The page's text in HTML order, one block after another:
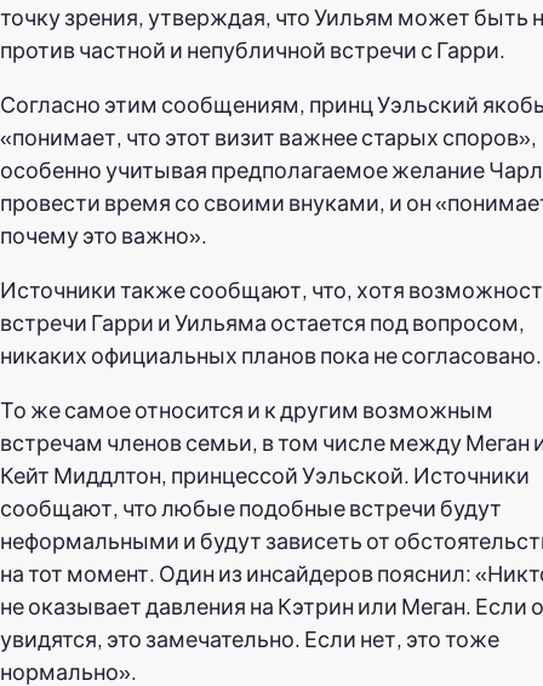
точку зрения, утверждая, что Уильям может быть
против частной и непубличной встречи с Гарри.
Согласно этим сообщениям, принц Уэльский
«понимает, что этот визит важнее старых споров»,
особенно учитывая предполагаемое желание
провести время со своими внуками, и он
почему это важно».
Источники также сообщают, что, хотя
встречи Гарри и Уильяма остается под вопросом,
никаких официальных планов пока не согласовано.
То же самое относится и к другим возможным
встречам членов семьи, в том числе между Меган
Кейт Миддлтон, принцессой Уэльской. Источники
сообщают, что любые подобные встречи будут
неформальными и будут зависеть от
на тот момент. Один из инсайдеров пояснил:
не оказывает давления на Кэтрин или Меган. Если
увидятся, это замечательно. Если нет, это тоже
нормально».